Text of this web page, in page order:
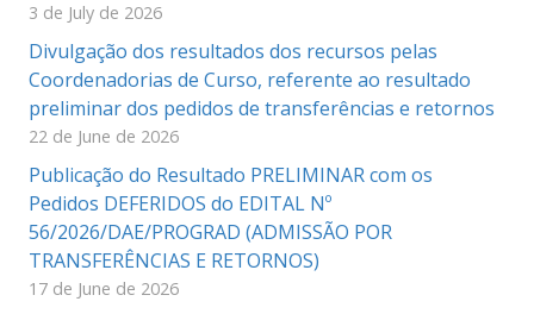
3 de July de 2026
Divulgação dos resultados dos recursos pelas
Coordenadorias de Curso, referente ao resultado
preliminar dos pedidos de transferências e retornos
22 de June de 2026
Publicação do Resultado PRELIMINAR com os
Pedidos DEFERIDOS do EDITAL Nº
56/2026/DAE/PROGRAD (ADMISSÃO POR
TRANSFERÊNCIAS E RETORNOS)
17 de June de 2026